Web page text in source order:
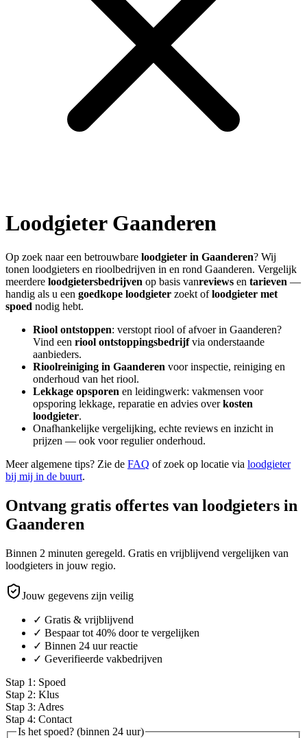
Loodgieter Gaanderen
Op zoek naar een betrouwbare loodgieter in Gaanderen? Wij
tonen loodgieters en rioolbedrijven in en rond Gaanderen. Vergelijk
meerdere loodgietersbedrijven op basis vanreviews en tarieven —
handig als u een goedkope loodgieter zoekt ofloodgieter met
spoed nodig hebt.
Riool ontstoppen: verstopt riool of afvoer in Gaanderen?
Vind een riool ontstoppingsbedrijfvia onderstaande
aanbieders.
Rioolreiniging in Gaanderen voor inspectie, reiniging en
onderhoud van het riool.
Lekkage opsporen en leidingwerk: vakmensen voor
opsporing lekkage, reparatie en advies overkosten
loodgieter.
Onafhankelijke vergelijking, echte reviews en inzicht in
prijzen — ook voor regulier onderhoud.
Meer algemene tips? Zie de FAQ of zoek op locatie via loodgieter
bij mij in de buurt.
Ontvang gratis offertes van loodgieters in
Gaanderen
Binnen 2 minuten geregeld. Gratis en vrijblijvend vergelijken van
loodgieters in jouw regio.
Jouw gegevens zijn veilig
✓ Gratis & vrijblijvend
✓ Bespaar tot 40% door te vergelijken
✓ Binnen 24 uur reactie
✓ Geverifieerde vakbedrijven
Stap 1 : Spoed
Stap 2: Klus
Stap 3: Adres
Stap 4: Contact
Is het spoed? (binnen 24 uur)